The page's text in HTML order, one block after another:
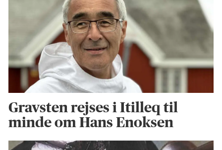
Gravsten rejses i Itilleq til
minde om Hans Enoksen